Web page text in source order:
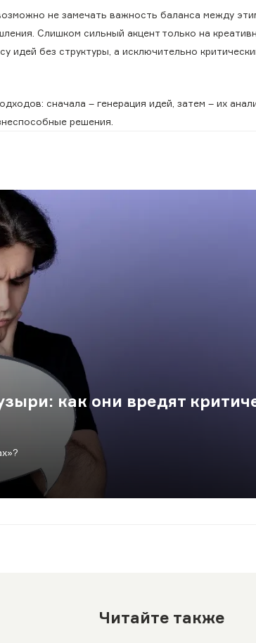
не замечать важность баланса между
Слишком сильный акцент только на
идей без структуры, а исключительно
сначала – генерация идей, затем – их
решения.
как они вредят
Читайте также